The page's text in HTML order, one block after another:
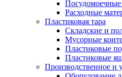
Расходные
Пластиковая тара
Складские и
Мусорные
Пластиковые
Пластиковые
Производственное и